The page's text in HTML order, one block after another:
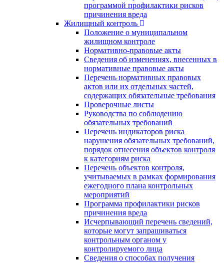
программой профилактики рисков
причинения вреда
Жилищный контроль
Положение о муниципальном
жилищном контроле
Нормативно-правовые акты
Сведения об изменениях, внесенных в
нормативные правовые акты
Перечень нормативных правовых
актов или их отдельных частей,
содержащих обязательные требования
Проверочные листы
Руководства по соблюдению
обязательных требований
Перечень индикаторов риска
нарушения обязательных требований,
порядок отнесения объектов контроля
к категориям риска
Перечень объектов контроля,
учитываемых в рамках формирования
ежегодного плана контрольных
мероприятий
Программа профилактики рисков
причинения вреда
Исчерпывающий перечень сведений,
которые могут запрашиваться
контрольным органом у
контролируемого лица
Сведения о способах получения